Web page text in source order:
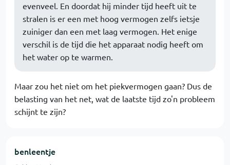
evenveel. En doordat hij minder tijd heeft uit te
stralen is er een met hoog vermogen zelfs ietsje
zuiniger dan een met laag vermogen. Het enige
verschil is de tijd die het apparaat nodig heeft om
het water op te warmen.
Maar zou het niet om het piekvermogen gaan? Dus de
belasting van het net, wat de laatste tijd zo'n probleem
schijnt te zijn?
benleentje